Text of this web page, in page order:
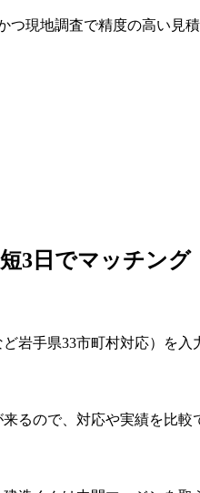
つ現地調査で精度の高い見
3日でマッチング
岩手県33市町村対応）を入
るので、対応や実績を比較